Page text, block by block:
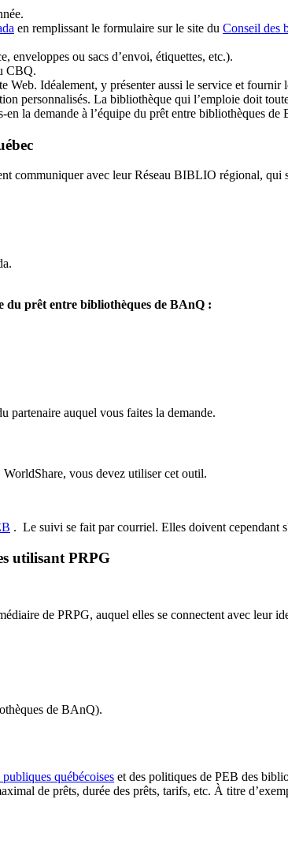
en remplissant le formulaire sur le site du Conseil des
enveloppes ou sacs d’envoi, étiquettes, etc.).
CBQ.
Web. Idéalement, y présenter aussi le service et
personnalisés. La bibliothèque qui l’emploie doit
la demande à l’équipe du prêt entre bibliothèques de
communiquer avec leur Réseau BIBLIO régional, qui
du prêt entre bibliothèques de BAnQ :
partenaire auquel vous faites la demande.
vous devez utiliser cet outil.
. Le suivi se fait par courriel. Elles doivent cependant
utilisant PRPG
de PRPG, auquel elles se connectent avec leur
de BAnQ).
québécoises et des politiques de PEB des
de prêts, durée des prêts, tarifs, etc. À titre